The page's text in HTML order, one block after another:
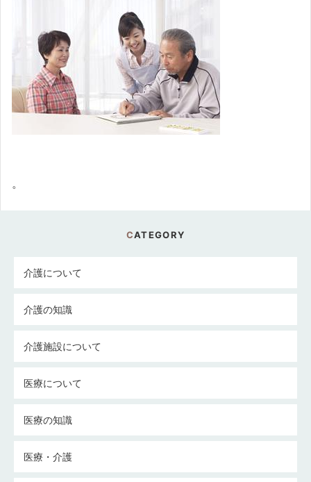
。
CATEGORY
介護について
介護の知識
介護施設について
医療について
医療の知識
医療・介護